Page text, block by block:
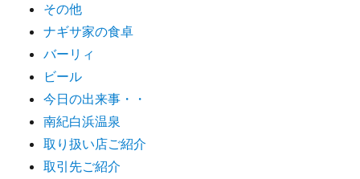
その他
ナギサ家の食卓
バーリィ
ビール
今日の出来事・・
南紀白浜温泉
取り扱い店ご紹介
取引先ご紹介